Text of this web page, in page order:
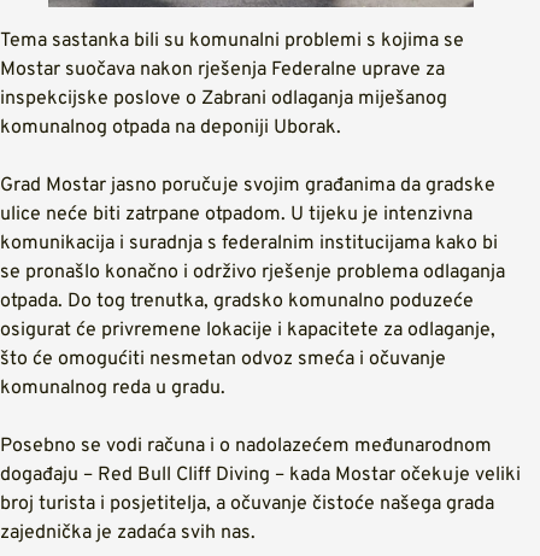
Tema sastanka bili su komunalni problemi s kojima se
Mostar suočava nakon rješenja Federalne uprave za
inspekcijske poslove o Zabrani odlaganja miješanog
komunalnog otpada na deponiji Uborak.
Grad Mostar jasno poručuje svojim građanima da gradske
ulice neće biti zatrpane otpadom. U tijeku je intenzivna
komunikacija i suradnja s federalnim institucijama kako bi
se pronašlo konačno i održivo rješenje problema odlaganja
otpada. Do tog trenutka, gradsko komunalno poduzeće
osigurat će privremene lokacije i kapacitete za odlaganje,
što će omogućiti nesmetan odvoz smeća i očuvanje
komunalnog reda u gradu.
Posebno se vodi računa i o nadolazećem međunarodnom
događaju – Red Bull Cliff Diving – kada Mostar očekuje veliki
broj turista i posjetitelja, a očuvanje čistoće našega grada
zajednička je zadaća svih nas.